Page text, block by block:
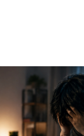
Ô tô -
Ô tô
Xe máy